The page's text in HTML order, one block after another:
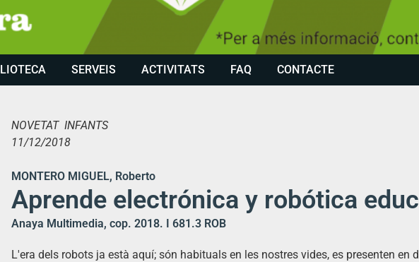
SERVEIS ACTIVITATS FAQ CONTACTE
NOVETAT INFANTS
11/12/2018
MONTERO MIGUEL, Roberto
Aprende electrónica y robótica
Anaya Multimedia, cop. 2018. I 681.3 ROB
L'era dels robots ja està aquí; són habituals en les nostres vides, es presenten en